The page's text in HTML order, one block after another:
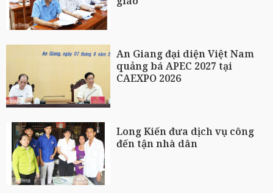
An Giang đại diện Việt Nam
quảng bá APEC 2027 tại
CAEXPO 2026
Long Kiến đưa dịch vụ công
đến tận nhà dân